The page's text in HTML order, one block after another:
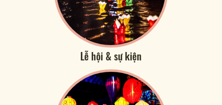
Lễ hội & sự kiện